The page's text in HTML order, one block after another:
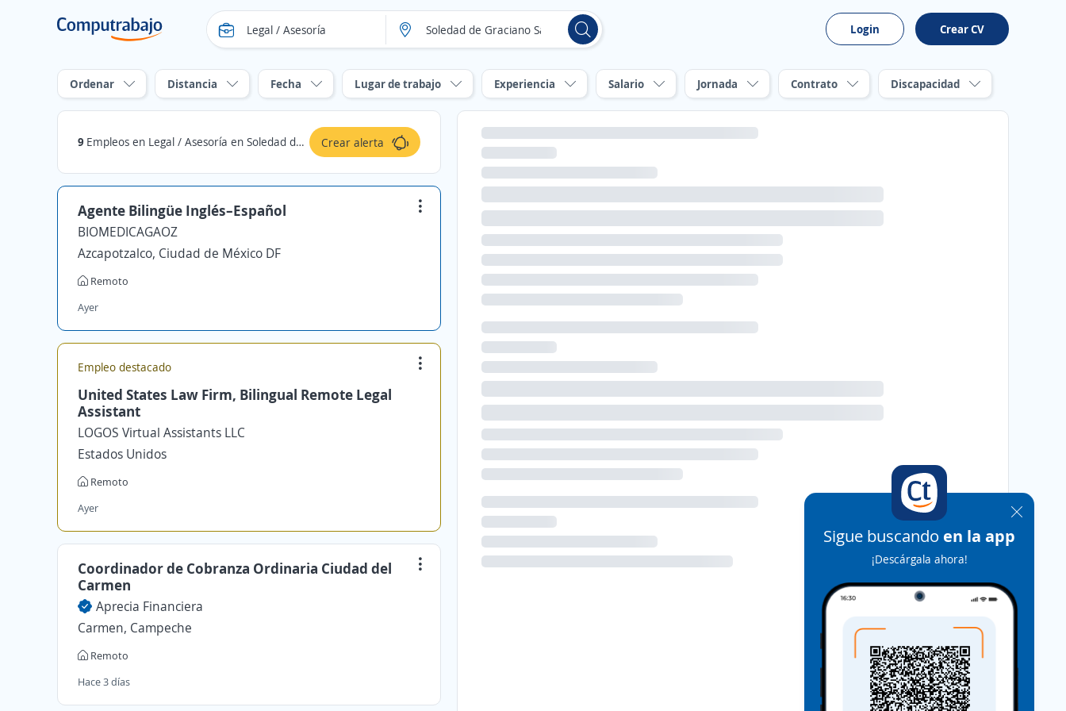
Login Crear CV
Ordenar Distancia Fecha Lugar de trabajo Experiencia Salario Jornada Contrato Discapacidad
9 Empleos en Legal / Asesoría en Soledad de Graciano Sánchez, San Luis Potosí Crear alerta
Agente Bilingüe Inglés–Español
BIOMEDICAGAOZ
Azcapotzalco, Ciudad de México DF
Remoto
Ayer
Empleo destacado
United States Law Firm, Bilingual Remote Legal
Assistant
LOGOS Virtual Assistants LLC
Estados Unidos
Remoto
Ayer
Coordinador de Cobranza Ordinaria Ciudad del
Carmen
Aprecia Financiera
Carmen, Campeche
Remoto
Hace 3 días
Sigue buscando en la app
¡Descárgala ahora!